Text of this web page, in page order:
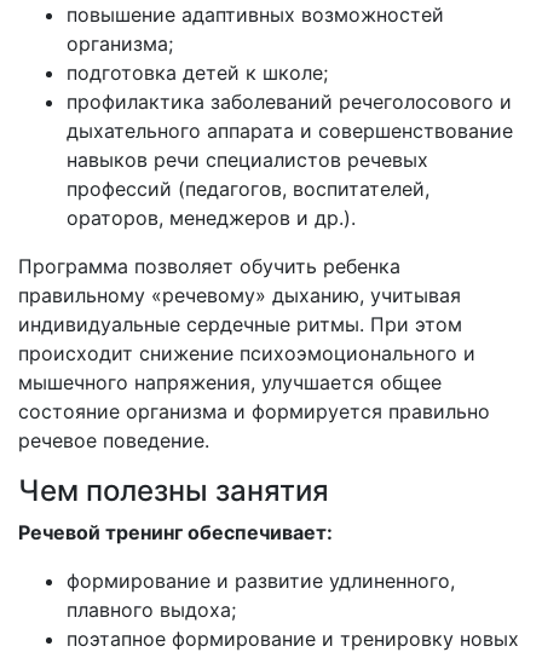
повышение адаптивных возможностей
организма;
подготовка детей к школе;
профилактика заболеваний речеголосового и
дыхательного аппарата и совершенствование
навыков речи специалистов речевых
профессий (педагогов, воспитателей,
ораторов, менеджеров и др.).
Программа позволяет обучить ребенка
правильному «речевому» дыханию, учитывая
индивидуальные сердечные ритмы. При этом
происходит снижение психоэмоционального и
мышечного напряжения, улучшается общее
состояние организма и формируется правильно
речевое поведение.
Чем полезны занятия
Речевой тренинг обеспечивает:
формирование и развитие удлиненного,
плавного выдоха;
поэтапное формирование и тренировку новых